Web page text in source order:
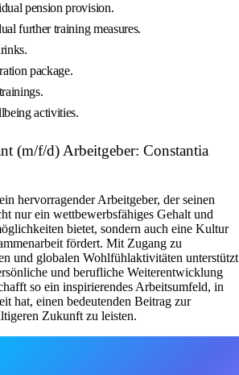
pension provision.
further training measures.
package.
activities.
(m/f/d) Arbeitgeber: Constantia
hervorragender Arbeitgeber, der seinen
nur ein wettbewerbsfähiges Gehalt und
bietet, sondern auch eine Kultur
fördert. Mit Zugang zu
und globalen Wohlfühlaktivitäten unterstützt
und berufliche Weiterentwicklung
so ein inspirierendes Arbeitsumfeld, in
hat, einen bedeutenden Beitrag zur
Zukunft zu leisten.